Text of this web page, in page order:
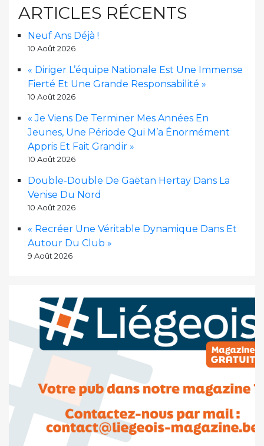
ARTICLES RÉCENTS
Neuf Ans Déjà !
10 Août 2026
« Diriger L’équipe Nationale Est Une Immense
Fierté Et Une Grande Responsabilité »
10 Août 2026
« Je Viens De Terminer Mes Années En
Jeunes, Une Période Qui M’a Énormément
Appris Et Fait Grandir »
10 Août 2026
Double-Double De Gaëtan Hertay Dans La
Venise Du Nord
10 Août 2026
« Recréer Une Véritable Dynamique Dans Et
Autour Du Club »
9 Août 2026